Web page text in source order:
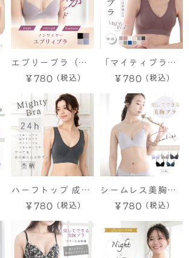
エブリーブラ（ノ
ンワイヤー）
￥780
「マイティブラ」
ノンワイヤーブラ
M L LL 3L 大きい
サイズ 楽ブラ らく
ブラ 楽ちん ブラ
快適 昼夜兼用 スポ
ーツブラ おやすみ
ブラ ナイトブラ 育
乳 授乳 ブラトップ
ジュニア マタニテ
垂れない 脇高 脇肉
ストレスフリー
￥780
ハーフトップ 成型
ブラ 【杢柄マイテ
ィブラ】M L LL
3L
￥780
シームレス美胸ブ
￥780